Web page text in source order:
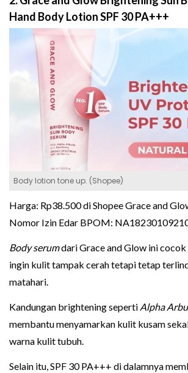
Hand Body Lotion SPF 30 PA+++
Body lotion tone up. (Shopee)
Harga: Rp38.500 di Shopee Grace and
Nomor Izin Edar BPOM:
Body serumdari Grace and Glow ini
ingin kulit tampak cerah tetapi tetap
matahari.
Kandungan brightening seperti Alpha
membantu menyamarkan kulit kusam
warna kulit tubuh.
Selain itu, SPF 30 PA+++ di dalamnya